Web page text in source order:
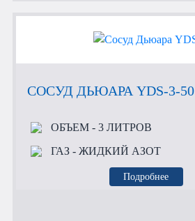
СОСУД ДЬЮАРА YDS-3-50
ОБЪЕМ- 3 ЛИТРОВ
ГАЗ- ЖИДКИЙ АЗОТ
Подробнее